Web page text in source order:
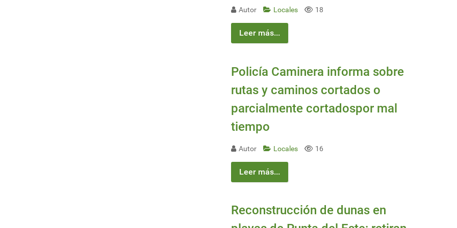
que alcanza una facturación de US$ 50 millones al año
Fondo Sectorial Innovagro 2026
Autor Locales 18
Leer más...
Policía Caminera informa sobre
rutas y caminos cortados o
parcialmente cortadospor mal
tiempo
Autor Locales 16
Leer más...
Reconstrucción de dunas en